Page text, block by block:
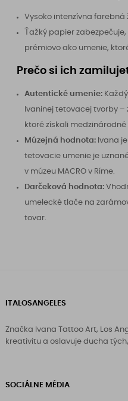
Vysoko intenzívna farebná
Ťažký papier
prémiovo ako umenie,
Prečo si ich
Autentické umenie:
Ivaninej tetovacej tvorby –
ktoré získali medzinárodné
Múzejná hodnota: Ivana
tetovacie umenie je
v múzeu MACRO v Ríme.
Darčeková hodnota:
umelecké tlače na
tovar.
ITALOSANGELES
Značka Ivana Tattoo Art, Los
kreativitu a oslavuje ducha
SOCIÁLNE MÉDIA